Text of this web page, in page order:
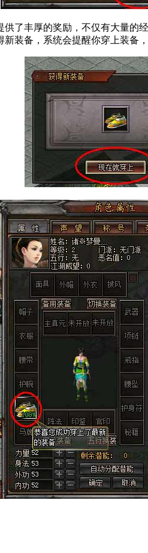
丰厚的奖励，不仅有大量的
装备，系统会提醒你穿上装备